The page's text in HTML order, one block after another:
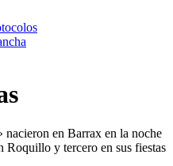
nacieron en Barrax en la noche
Roquillo y tercero en sus fiestas